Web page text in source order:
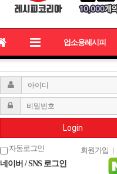
업소용레시피
Login
자동로그인 회원가입 |
네이버 / SNS 로그인